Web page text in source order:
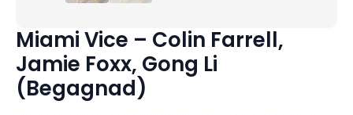
Miami Vice – Colin Farrell,
Jamie Foxx, Gong Li
(Begagnad)